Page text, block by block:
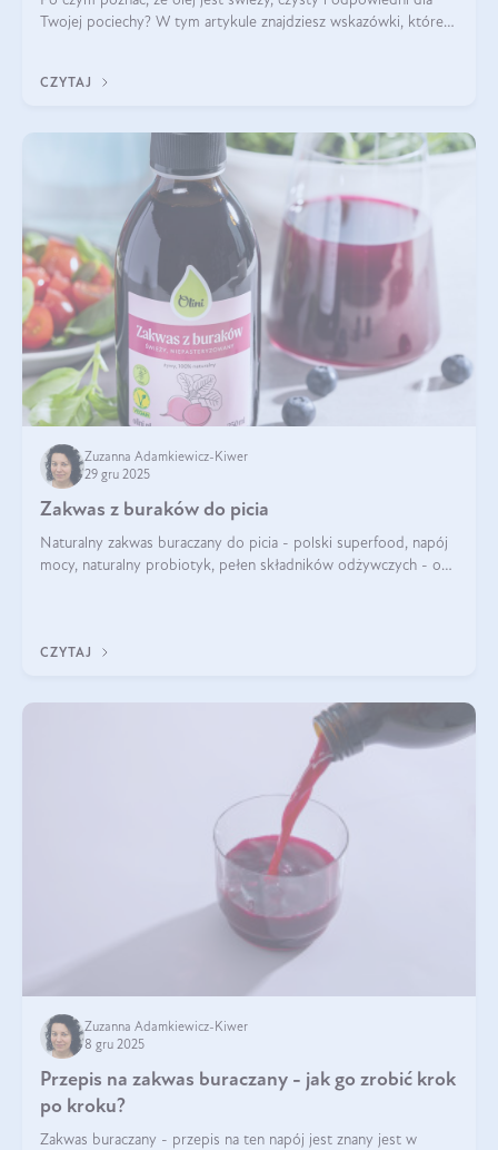
Twojej pociechy? W tym artykule znajdziesz wskazówki, które
CZYTAJ
Zuzanna Adamkiewicz-Kiwer
29 gru 2025
Zakwas z buraków do picia
Naturalny zakwas buraczany do picia - polski superfood, napój
mocy, naturalny probiotyk, pełen składników odżywczych - o
CZYTAJ
Zuzanna Adamkiewicz-Kiwer
8 gru 2025
Przepis na zakwas buraczany - jak go zrobić krok
po kroku?
Zakwas buraczany - przepis na ten napój jest znany jest w